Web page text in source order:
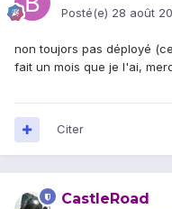
Posté(e) 28 août
non toujors pas déployé
fait un mois que je l'ai,
Citer
CastleRoad